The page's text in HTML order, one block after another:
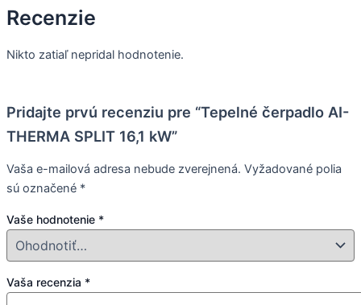
Recenzie
Nikto zatiaľ nepridal hodnotenie.
Pridajte prvú recenziu pre “Tepelné čerpadlo AI-
THERMA SPLIT 16,1 kW”
Vaša e-mailová adresa nebude zverejnená. Vyžadované polia
sú označené *
Vaše hodnotenie *
Vaša recenzia *